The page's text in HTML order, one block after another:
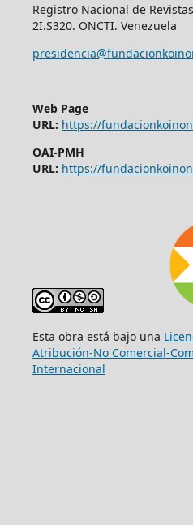
Registro Nacional de
2I.S320. ONCTI. Venezuela
Web Page
URL: https://
OAI-PMH
URL: https://
Esta obra está bajo una
Atribución-No Comercial-
Internacional